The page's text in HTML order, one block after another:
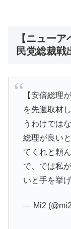
【ニュー
民党総裁戦
【安倍総理
を先週取材
うわけでは
総理が良い
てくれと頼
で、では私
いと手を挙
— Mi2